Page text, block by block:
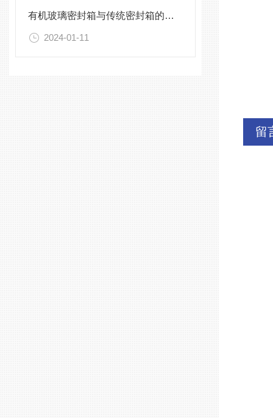
有机玻璃密封箱与传统密封箱的比较分析
2024-01-11
留